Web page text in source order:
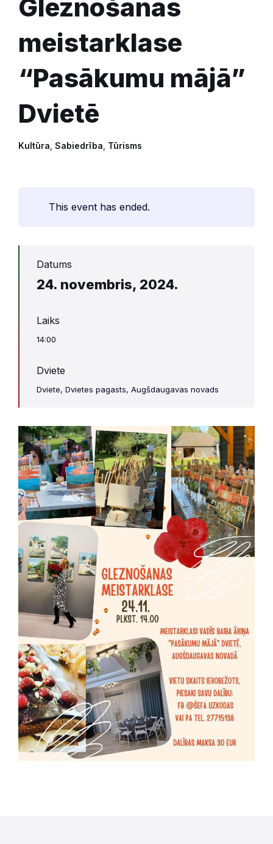
Gleznošanas
meistarklase
“Pasākumu mājā”
Dvietē
Kultūra Sabiedrība Tūrisms
This event has ended.
Datums
24. novembris, 2024.
Laiks
14:00
Dviete
Dviete, Dvietes pagasts, Augšdaugavas novads